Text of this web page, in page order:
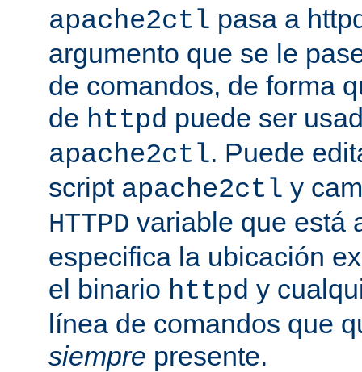
apache2ctl pasa a
argumento que se le
de comandos, de forma
de httpd puede ser
apache2ctl. Puede
script apache2ctl y
HTTPD variable que está
especifica la ubicación
el binario httpd y
línea de comandos que
siempre presente.